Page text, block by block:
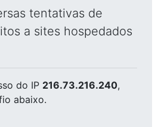
tentativas de
a sites hospedados
do IP 216.73.216.240,
abaixo.